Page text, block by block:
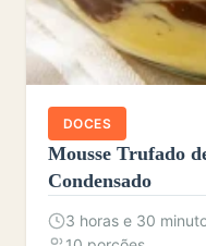
DOCES
Mousse Trufado
Condensado
3 horas e 30